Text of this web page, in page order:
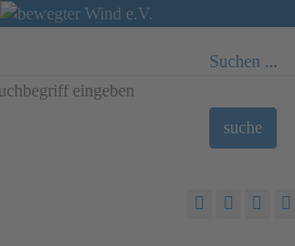
Suchen ...
suche